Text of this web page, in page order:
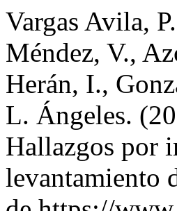
Vargas Avila,
Méndez, V.,
Herán, I.,
L. Ángeles.
Hallazgos por
levantamiento